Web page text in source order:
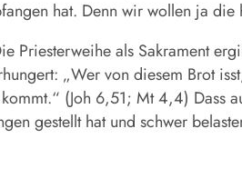
hat. Denn wir wollen ja
Priesterweihe als Sakrament
„Wer von diesem Brot
(Joh 6,51; Mt 4,4) Dass
gestellt hat und schwer